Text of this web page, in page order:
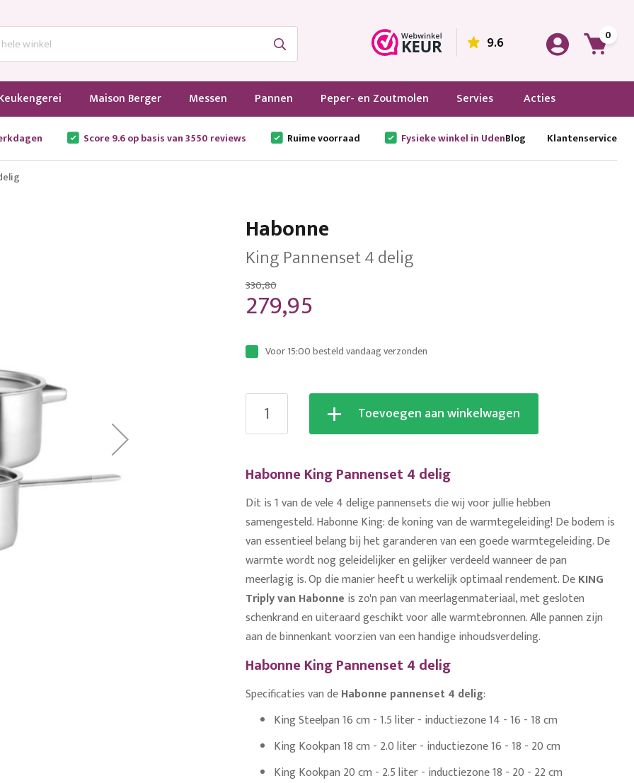
9.6 0
Maison Berger Messen Pannen Peper- en Zoutmolen Servies Acties
Score 9.6 op basis van 3550 reviews Ruime voorraad Fysieke winkel in UdenBlog Klantenservice
Habonne
King Pannenset 4 delig
279,95
330,80
Voor 15:00 besteld vandaag verzonden
Toevoegen aan winkelwagen
Habonne King Pannenset 4 delig
Dit is 1 van de vele 4 delige pannensets die wij voor jullie hebben
samengesteld. Habonne King: de koning van de warmtegeleiding! De bodem is
van essentieel belang bij het garanderen van een goede warmtegeleiding. De
warmte wordt nog geleidelijker en gelijker verdeeld wanneer de pan
meerlagig is. Op die manier heeft u werkelijk optimaal rendement. DeKING
Triply van Habonne is zo'n pan van meerlagenmateriaal, met gesloten
schenkrand en uiteraard geschikt voor alle warmtebronnen. Alle pannen zijn
aan de binnenkant voorzien van een handige inhoudsverdeling.
Habonne King Pannenset 4 delig
Specificaties van deHabonne pannenset 4 delig:
King Steelpan 16 cm - 1.5 liter - inductiezone 14 - 16 - 18 cm
King Kookpan 18 cm - 2.0 liter - inductiezone 16 - 18 - 20 cm
King Kookpan 20 cm - 2.5 liter - inductiezone 18 - 20 - 22 cm